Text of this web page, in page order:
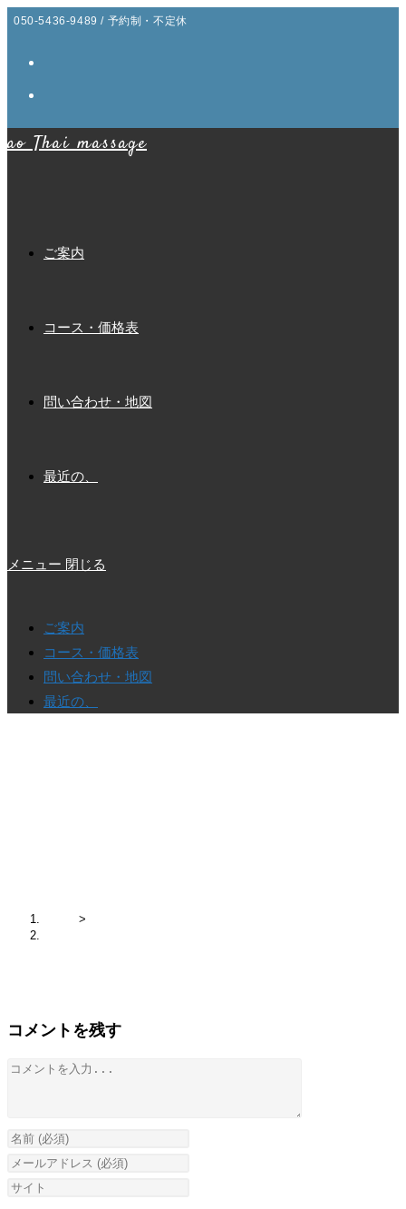
コ
へ
050-5436-9489 / 予約制・不定休
ao Thai massage
ご案内
コース・価格表
問い合わせ・地図
最近の、
メニュー 閉じる
ご案内
コース・価格表
問い合わせ・地図
最近の、
>
コメントを残す
コ
ト
コ
メ
ン
メ
ー
Web